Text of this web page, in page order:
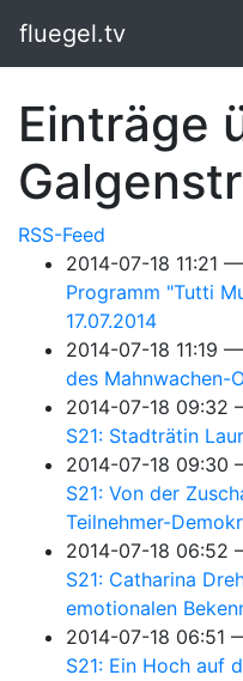
fluegel.tv
Einträge
RSS-Feed
2014-07-18 11:21
Programm "Tutti
17.07.2014
2014-07-18 11:19
des Mahnwachen-
2014-07-18 09:32
S21: Stadträtin
2014-07-18 09:30
S21: Von der
Teilnehmer-
2014-07-18 06:52
S21: Catharina
emotionalen
2014-07-18 06:51
S21: Ein Hoch auf